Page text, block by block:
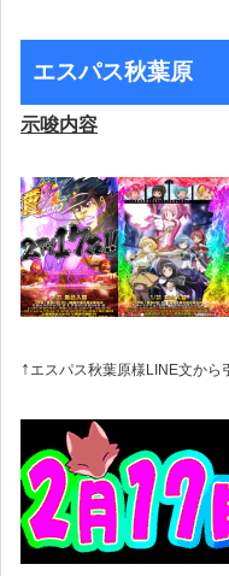
エスパス秋葉原
示唆内容
↑ エスパス秋葉原様LINE文から